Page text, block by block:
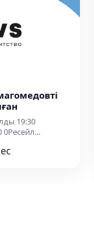
19:30
0Ресейл...